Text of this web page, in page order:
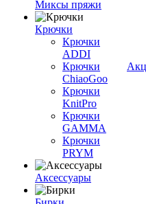
Миксы пряжи
Крючки
Крючки
ADDI
Крючки
ChiaoGoo
Крючки
KnitPro
Крючки
GAMMA
Крючки
PRYM
Аксессуары